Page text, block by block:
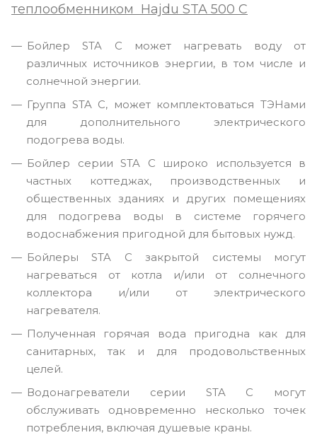
теплообменником Hajdu STA 500 C
Бойлер STA С может нагревать воду от
различных источников энергии, в том числе и
солнечной энергии.
Группа STA С, может комплектоваться ТЭНами
для дополнительного электрического
подогрева воды.
Бойлер серии STA С широко используется в
частных коттеджах, производственных и
общественных зданиях и других помещениях
для подогрева воды в системе горячего
водоснабжения пригодной для бытовых нужд.
Бойлеры STA С закрытой системы могут
нагреваться от котла и/или от солнечного
коллектора и/или от электрического
нагревателя.
Полученная горячая вода пригодна как для
санитарных, так и для продовольственных
целей.
Водонагреватели серии STA С могут
обслуживать одновременно несколько точек
потребления, включая душевые краны.